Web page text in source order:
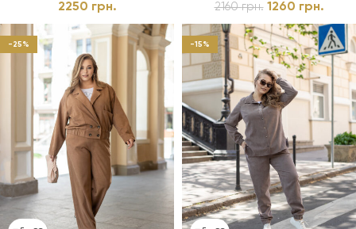
2250 грн. 2160грн. 1260 грн.
-25% -15%